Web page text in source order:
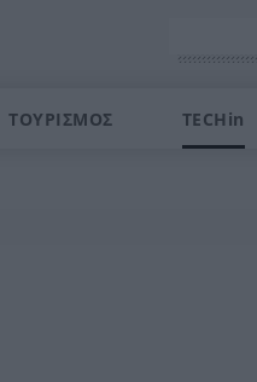
ΤΟΥΡΙΣΜΟΣ TECHin